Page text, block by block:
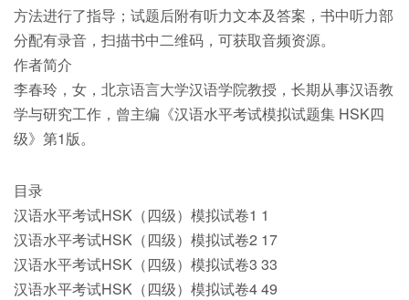
方法进行了指导；试题后附有听力文本及答案，书中听力部
分配有录音，扫描书中二维码，可获取音频资源。
作者简介
李春玲，女，北京语言大学汉语学院教授，长期从事汉语教
学与研究工作，曾主编《汉语水平考试模拟试题集 HSK四
级》第1版。
目录
汉语水平考试HSK（四级）模拟试卷1 1
汉语水平考试HSK（四级）模拟试卷2 17
汉语水平考试HSK（四级）模拟试卷3 33
汉语水平考试HSK（四级）模拟试卷4 49